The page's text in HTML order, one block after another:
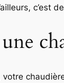
c’est